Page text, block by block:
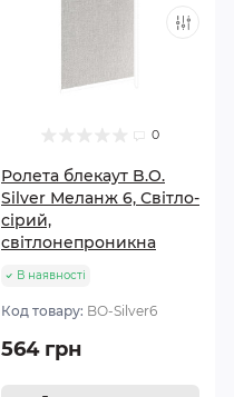
0
Ролета блекаут B.O.
Silver Меланж 6, Світло-
сірий,
світлонепроникна
В наявності
Код товару: BО-Silver6
564 грн